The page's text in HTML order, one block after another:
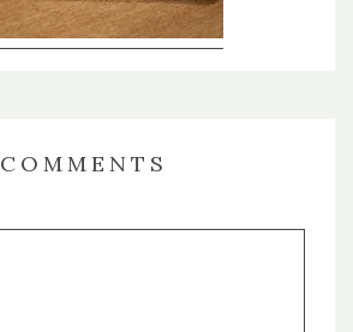
COMMENTS